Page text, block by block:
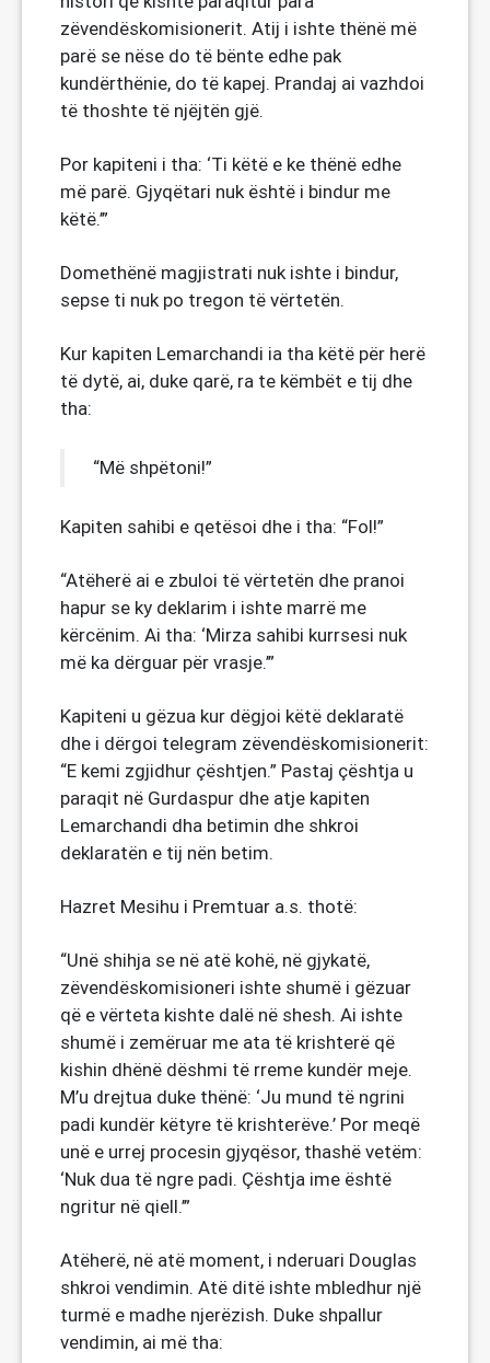
zëvendëskomisionerit. Atij i ishte thënë më
parë se nëse do të bënte edhe pak
kundërthënie, do të kapej. Prandaj ai vazhdoi
të thoshte të njëjtën gjë.
Por kapiteni i tha: ‘Ti këtë e ke thënë edhe
më parë. Gjyqëtari nuk është i bindur me
këtë.’”
Domethënë magjistrati nuk ishte i bindur,
sepse ti nuk po tregon të vërtetën.
Kur kapiten Lemarchandi ia tha këtë për herë
të dytë, ai, duke qarë, ra te këmbët e tij dhe
tha:
“Më shpëtoni!”
Kapiten sahibi e qetësoi dhe i tha: “Fol!”
“Atëherë ai e zbuloi të vërtetën dhe pranoi
hapur se ky deklarim i ishte marrë me
kërcënim. Ai tha: ‘Mirza sahibi kurrsesi nuk
më ka dërguar për vrasje.’”
Kapiteni u gëzua kur dëgjoi këtë deklaratë
dhe i dërgoi telegram zëvendëskomisionerit:
“E kemi zgjidhur çështjen.” Pastaj çështja u
paraqit në Gurdaspur dhe atje kapiten
Lemarchandi dha betimin dhe shkroi
deklaratën e tij nën betim.
Hazret Mesihu i Premtuar a.s. thotë:
“Unë shihja se në atë kohë, në gjykatë,
zëvendëskomisioneri ishte shumë i gëzuar
që e vërteta kishte dalë në shesh. Ai ishte
shumë i zemëruar me ata të krishterë që
kishin dhënë dëshmi të rreme kundër meje.
M’u drejtua duke thënë: ‘Ju mund të ngrini
padi kundër këtyre të krishterëve.’ Por meqë
unë e urrej procesin gjyqësor, thashë vetëm:
‘Nuk dua të ngre padi. Çështja ime është
ngritur në qiell.’”
Atëherë, në atë moment, i nderuari Douglas
shkroi vendimin. Atë ditë ishte mbledhur një
turmë e madhe njerëzish. Duke shpallur
vendimin, ai më tha: